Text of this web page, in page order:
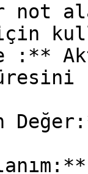
:**